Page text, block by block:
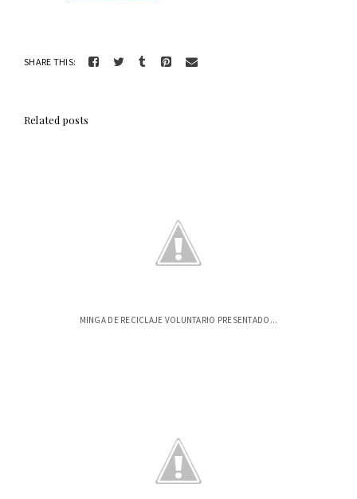
SHARE THIS:
Related posts
MINGA DE RECICLAJE VOLUNTARIO PRESENTADO...